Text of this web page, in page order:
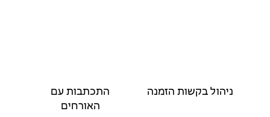
ניהול בקשות הזמנה
התכתבות עם
האורחים